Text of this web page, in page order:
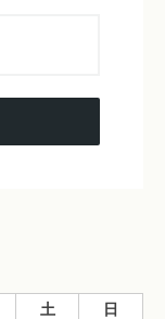
土
日